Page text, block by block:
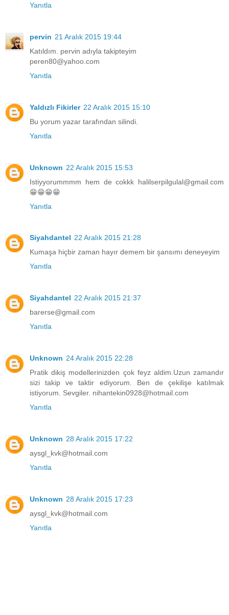
Yanıtla
pervin 21 Aralık 2015 19:44
Katıldım. pervin adıyla takipteyim
peren80@yahoo.com
Yanıtla
Yaldızlı Fikirler 22 Aralık 2015 15:10
Bu yorum yazar tarafından silindi.
Yanıtla
Unknown 22 Aralık 2015 15:53
Istiyyorummmm hem de cokkk halilserpilgulal@gmail.com
😁😁😁😁
Yanıtla
Siyahdantel 22 Aralık 2015 21:28
Kumaşa hiçbir zaman hayır demem bir şansımı deneyeyim
Yanıtla
Siyahdantel 22 Aralık 2015 21:37
barerse@gmail.com
Yanıtla
Unknown 24 Aralık 2015 22:28
Pratik dikiş modellerinizden çok feyz aldim.Uzun zamandır
sizi takip ve taktir ediyorum. Ben de çekilişe katılmak
istiyorum. Sevgiler. nihantekin0928@hotmail.com
Yanıtla
Unknown 28 Aralık 2015 17:22
aysgl_kvk@hotmail.com
Yanıtla
Unknown 28 Aralık 2015 17:23
aysgl_kvk@hotmail.com
Yanıtla